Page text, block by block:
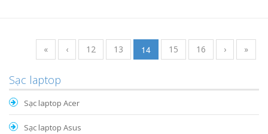
« ‹ 12 13 14 15 16 › »
Sạc laptop
Sạc laptop Acer
Sạc laptop Asus